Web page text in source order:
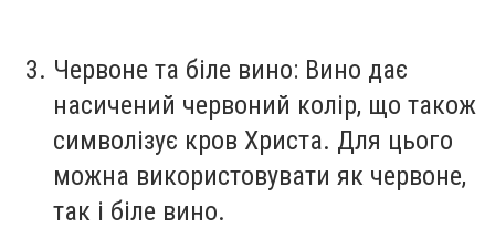
Червоне та біле вино: Вино дає
насичений червоний колір, що також
символізує кров Христа. Для цього
можна використовувати як червоне,
так і біле вино.